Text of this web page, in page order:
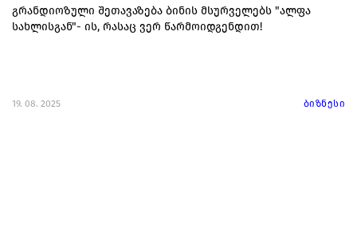
გრანდიოზული შეთავაზება ბინის მსურველებს "ალფა
სახლისგან"- ის, რასაც ვერ წარმოიდგენდით!
19. 08. 2025 ბიზნესი